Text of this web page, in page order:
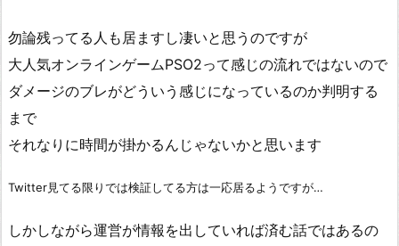
勿論残ってる人も居ますし凄いと思うのですが
大人気オンラインゲームPSO2って感じの流れではないので
ダメージのブレがどういう感じになっているのか判明する
まで
それなりに時間が掛かるんじゃないかと思います
Twitter見てる限りでは検証してる方は一応居るようですが…
しかしながら運営が情報を出していれば済む話ではあるの